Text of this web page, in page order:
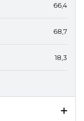
66,4
68,7
18,3